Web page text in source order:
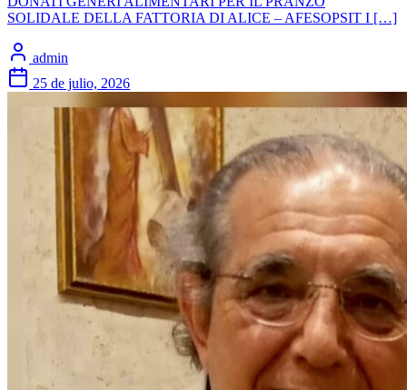
SOLIDALE DELLA FATTORIA DI ALICE – AFESOPSIT I […]
admin
25 de julio, 2026